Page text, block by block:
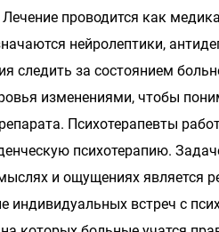
проводится как
нейролептики,
следить за состоянием
изменениями, чтобы
Психотерапевты
психотерапию.
и ощущениях является
встреч с